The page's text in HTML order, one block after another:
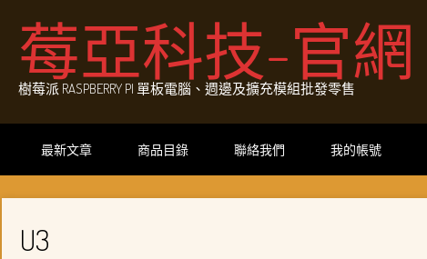
content莓亞科技-官網
樹莓派 RASPBERRY PI 單板電腦、週邊及擴充模組批發零售
最新文章 商品目錄 聯絡我們 我的帳號
U3